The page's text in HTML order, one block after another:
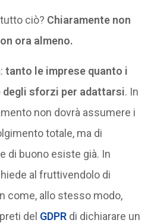
ciò? Chiaramente non
ora almeno.
tanto le imprese quanto i
sforzi per adattarsi. In
non dovrà assumere i
totale, ma di
di buono esiste già. In
al fruttivendolo di
come, allo stesso modo,
del GDPRdi dichiarare un